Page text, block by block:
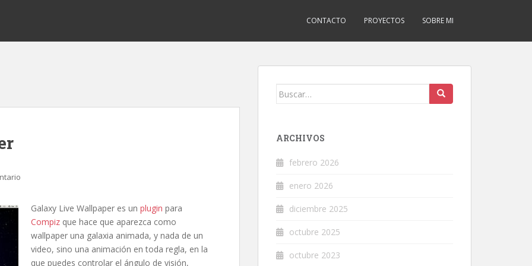
CONTACTO PROYECTOS SOBRE MI
Galaxy Live Wallpaper es un plugin para
Compiz que hace que aparezca como
wallpaper una galaxia animada, y nada de un
video, sino una animación en toda regla, en la
que puedes controlar el ángulo de visión,
Buscar:
ARCHIVOS
febrero 2026
enero 2026
diciembre 2025
octubre 2025
octubre 2023